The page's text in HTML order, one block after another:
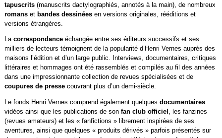
tapuscrits (manuscrits dactylographiés, annotés à la main), de nombreux
romans et bandes dessinéesen versions originales, rééditions et
versions étrangères.
La correspondance échangée entre ses éditeurs successifs et ses
milliers de lecteurs témoignent de la popularité d’Henri Vernes auprès des
maisons l’édition et d’un large public. Interviews, documentaires, critiques
littéraires et hommages ont été rassemblés et compilés au fil des années
dans une impressionnante collection de revues spécialisées et de
coupures de pressecouvrant plus d’un demi-siècle.
Le fonds Henri Vernes comprend également quelques documentaires
vidéos ainsi que les publications de son fan club officiel , les fanzines
(revues amateurs) et les « fanfictions » librement inspirées de ses
aventures, ainsi que quelques « produits dérivés » parfois présentés sur